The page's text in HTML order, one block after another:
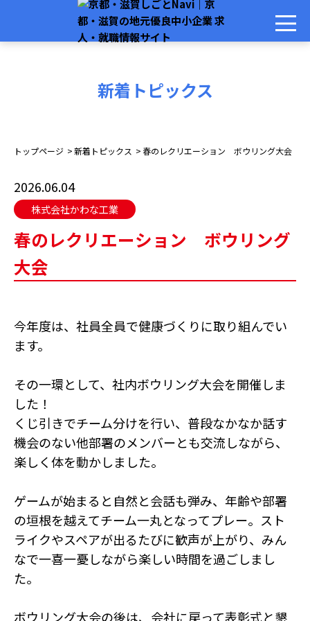
新着トピックス
トップページ 新着トピックス 春のレクリエーション ボウリング大会
2026.06.04
株式会社かわな工業
春のレクリエーション ボウリング
大会
今年度は、社員全員で健康づくりに取り組んでい
ます。
その一環として、社内ボウリング大会を開催しま
した！
くじ引きでチーム分けを行い、普段なかなか話す
機会のない他部署のメンバーとも交流しながら、
楽しく体を動かしました。
ゲームが始まると自然と会話も弾み、年齢や部署
の垣根を越えてチーム一丸となってプレー。スト
ライクやスペアが出るたびに歓声が上がり、みん
なで一喜一憂しながら楽しい時間を過ごしまし
た。
ボウリング大会の後は、会社に戻って表彰式と懇